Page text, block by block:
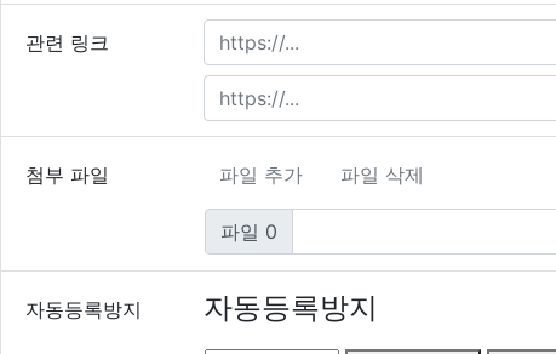
관련 링크
첨부 파일 파일 추가 파일 삭제
파일 0
자동등록방지 자동등록방지